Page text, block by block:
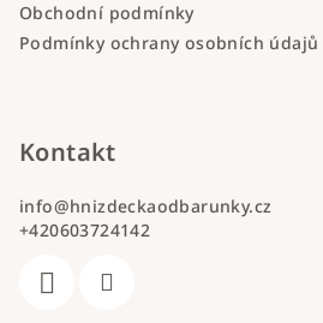
Obchodní podmínky
Podmínky ochrany osobních údajů
Kontakt
info@hnizdeckaodbarunky.cz
+420603724142